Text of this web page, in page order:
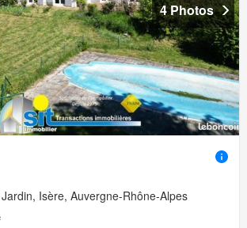
4 Photos
Isère, Auvergne-Rhône-Alpes